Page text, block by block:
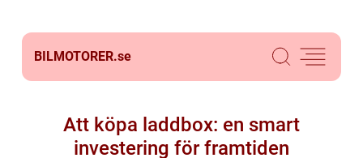
BILMOTORER.se
Att köpa laddbox: en smart
investering för framtiden